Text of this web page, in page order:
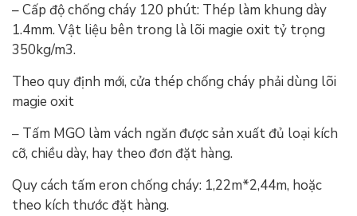
– Cấp độ chống cháy 120 phút: Thép làm khung dày
1.4mm. Vật liệu bên trong là lõi magie oxit tỷ trọng
350kg/m3.
Theo quy định mới, cửa thép chống cháy phải dùng lõi
magie oxit
– Tấm MGO làm vách ngăn được sản xuất đủ loại kích
cỡ, chiều dày, hay theo đơn đặt hàng.
Quy cách tấm eron chống cháy: 1,22m*2,44m, hoặc
theo kích thước đặt hàng.